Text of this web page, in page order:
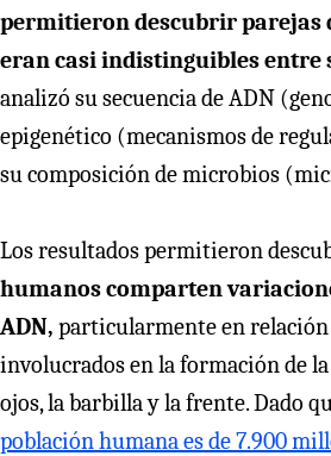
permitieron descubrir parejas
eran casi indistinguibles entre
analizó su secuencia de ADN
epigenético (mecanismos de
su composición de microbios
Los resultados permitieron
humanos comparten
ADN, particularmente en relación
involucrados en la formación de
ojos, la barbilla y la frente. Dado
población humana es de 7.900